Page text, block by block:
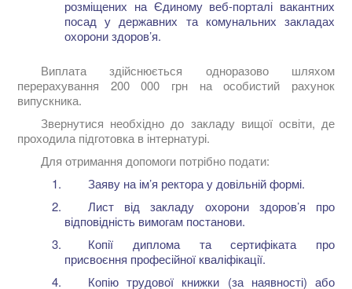
розміщених на Єдиному веб-порталі вакантних
посад у державних та комунальних закладах
охорони здоров’я.
Виплата здійснюється одноразово шляхом
перерахування 200 000 грн на особистий рахунок
випускника.
Звернутися необхідно до закладу вищої освіти, де
проходила підготовка в інтернатурі.
Для отримання допомоги потрібно подати:
Заяву на ім’я ректора у довільній формі.
Лист від закладу охорони здоров’я про
відповідність вимогам постанови.
Копії диплома та сертифіката про
присвоєння професійної кваліфікації.
Копію трудової книжки (за наявності) або